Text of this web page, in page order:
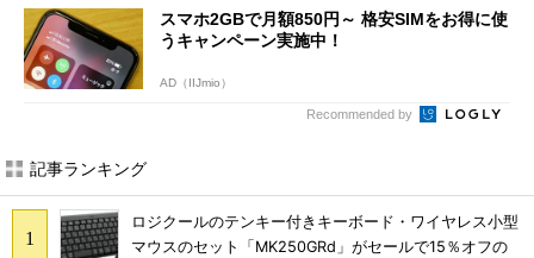
スマホ2GBで月額850円～ 格安SIMをお得に使
うキャンペーン実施中！
AD（IIJmio）
Recommended by
記事ランキング
ロジクールのテンキー付きキーボード・ワイヤレス小型
マウスのセット「MK250GRd」がセールで15％オフの